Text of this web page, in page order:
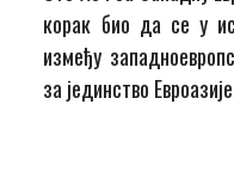
корак био да се у
између
за јединство